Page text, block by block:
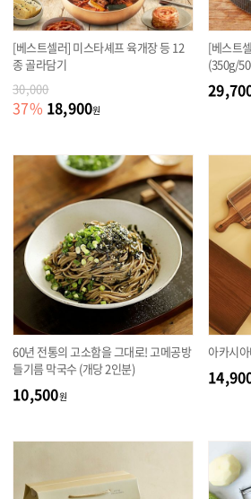
[베스트셀러] 미스타셰프 육개장 등 12
종 골라담기
30,000
37% 18,900원
[베스트
(350g/
60년 전통의 고소함을 그대로! 고메공방
들기름 막국수 (개당 2인분)
10,500원
아카시